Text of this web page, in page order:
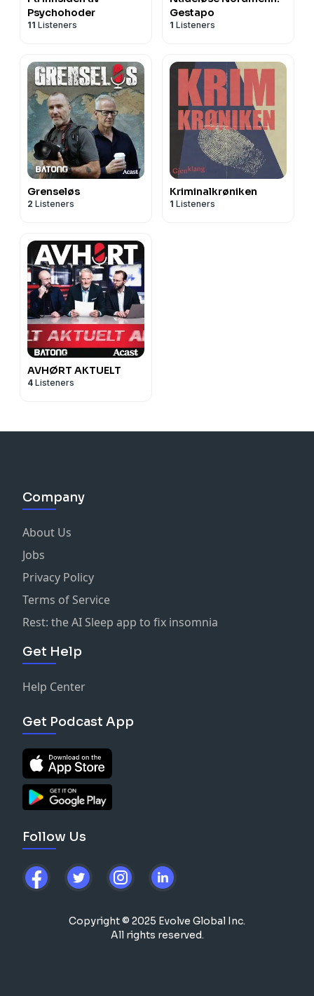
Psychohoder
11 Listeners
Gestapo
1 Listeners
Grenseløs
2 Listeners
Kriminalkrøniken
1 Listeners
AVHØRT AKTUELT
4 Listeners
Company
About Us
Jobs
Privacy Policy
Terms of Service
Rest: the AI Sleep app to fix insomnia
Get Help
Help Center
Get Podcast App
Follow Us
Copyright © 2025 Evolve Global Inc.
All rights reserved.